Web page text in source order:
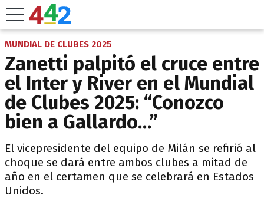
MUNDIAL DE CLUBES 2025
Zanetti palpitó el cruce entre
el Inter y River en el Mundial
de Clubes 2025: “Conozco
bien a Gallardo…”
El vicepresidente del equipo de Milán se refirió al
choque se dará entre ambos clubes a mitad de
año en el certamen que se celebrará en Estados
Unidos.